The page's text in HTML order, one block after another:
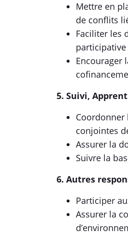
Mettre en
de conflits
Faciliter les
participative
Encourager
5. Suivi,
Coordonner
conjointes
Assurer la
Suivre la
6. Autres
Participer
Assurer la